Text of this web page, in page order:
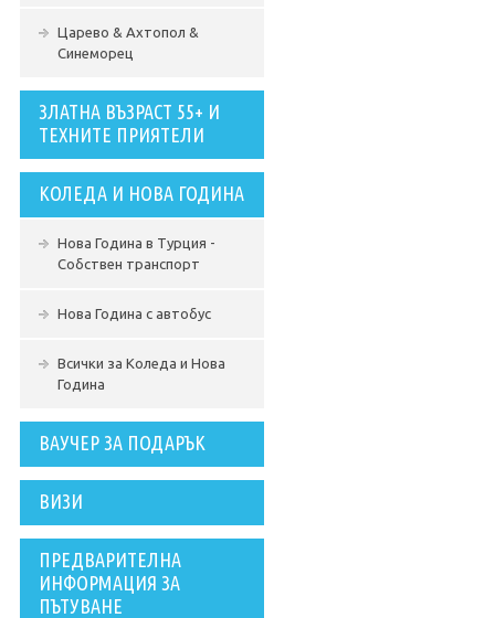
Царево & Ахтопол &
Синеморец
ЗЛАТНА ВЪЗРАСТ 55+ И
ТЕХНИТЕ ПРИЯТЕЛИ
КОЛЕДА И НОВА ГОДИНА
Нова Година в Турция -
Собствен транспорт
Нова Година с автобус
Всички за Коледа и Нова
Година
ВАУЧЕР ЗА ПОДАРЪК
ВИЗИ
ПРЕДВАРИТЕЛНА
ИНФОРМАЦИЯ ЗА
ПЪТУВАНЕ